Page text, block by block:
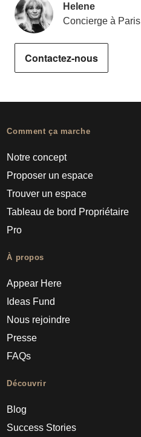
Helene
Concierge à Paris
Contactez-nous
Comment ça marche
Notre concept
Proposer un espace
Trouver un espace
Tableau de bord Propriétaire
Pro
À propos
Appear Here
Ideas Fund
Nous rejoindre
Presse
FAQs
Découvrir
Blog
Success Stories